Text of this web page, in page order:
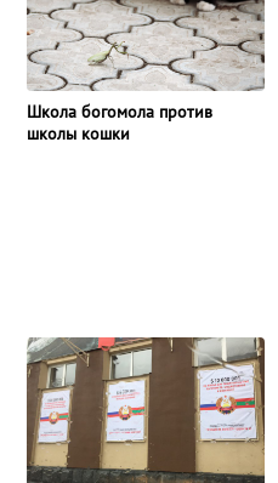
Школа богомола против
школы кошки